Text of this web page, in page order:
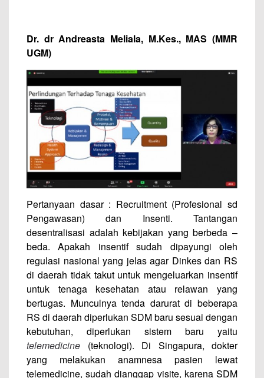
Dr. dr Andreasta Meliala, M.Kes., MAS (MMR
UGM)
Pertanyaan dasar : Recruitment (Profesional sd
Pengawasan) dan Insenti. Tantangan
desentralisasi adalah kebijakan yang berbeda –
beda. Apakah insentif sudah dipayungi oleh
regulasi nasional yang jelas agar Dinkes dan RS
di daerah tidak takut untuk mengeluarkan insentif
untuk tenaga kesehatan atau relawan yang
bertugas. Munculnya tenda darurat di beberapa
RS di daerah diperlukan SDM baru sesuai dengan
kebutuhan, diperlukan sistem baru yaitu
telemedicine (teknologi). Di Singapura, dokter
yang melakukan anamnesa pasien lewat
telemedicine, sudah dianggap visite, karena SDM